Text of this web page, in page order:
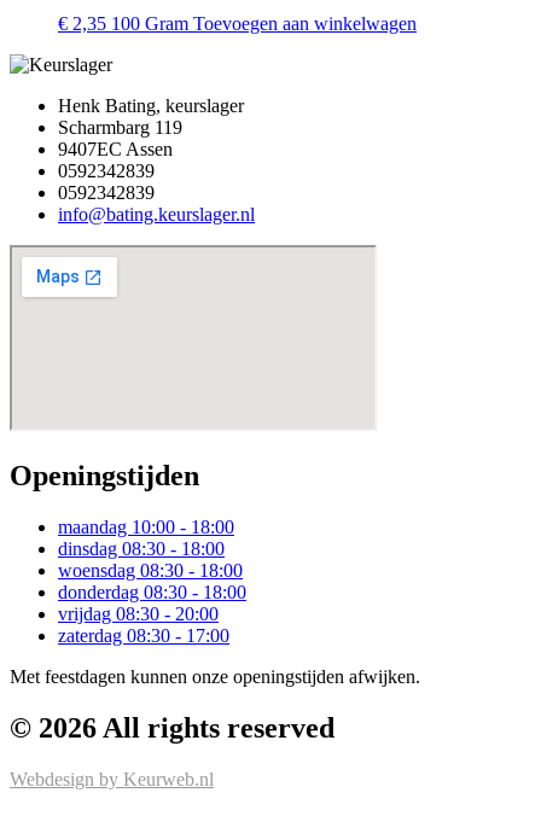
€ 2,35 100 Gram Toevoegen aan winkelwagen
Henk Bating, keurslager
Scharmbarg 119
9407EC Assen
0592342839
0592342839
info@bating.keurslager.nl
Openingstijden
maandag 10:00 - 18:00
dinsdag 08:30 - 18:00
woensdag 08:30 - 18:00
donderdag 08:30 - 18:00
vrijdag 08:30 - 20:00
zaterdag 08:30 - 17:00
Met feestdagen kunnen onze openingstijden afwijken.
© 2026 All rights reserved
Webdesign by Keurweb.nl